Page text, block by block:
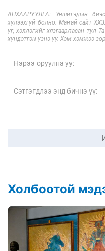
АНХААРУУЛГА: Уншигчдын
хүлээхгүй болно. Манай сайт
үг, хэллэгийг хязгаарласан тул
хүндэтгэн үзнэ үү. Хэм хэмжээ
Холбоотой